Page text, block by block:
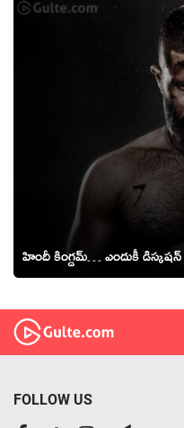
హిందీ కింగ్డమ్… ఎందుకీ డిస్కషన్
FOLLOW US